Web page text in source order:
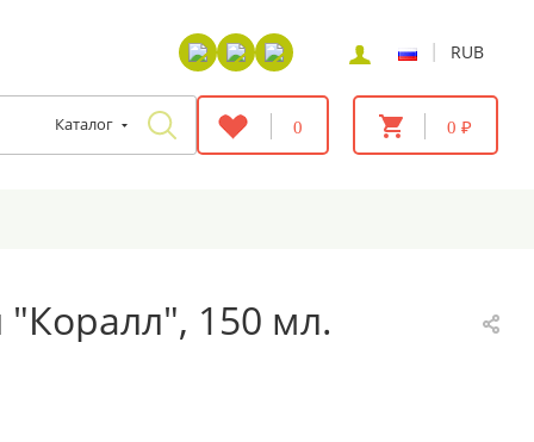
| RUB
Каталог 0 0 ₽
150 мл.